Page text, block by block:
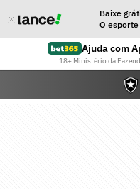
Baixe
O
Ajuda com
18+ Ministério da